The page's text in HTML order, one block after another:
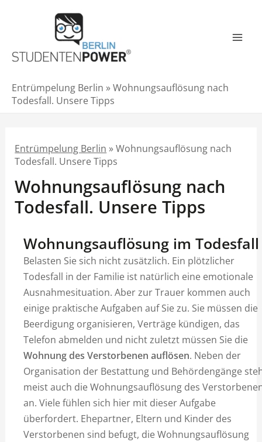
Entrümpelung Berlin »Wohnungsauflösung nach
Todesfall. Unsere Tipps
Entrümpelung Berlin »Wohnungsauflösung nach
Todesfall. Unsere Tipps
Wohnungsauflösung nach
Todesfall. Unsere Tipps
Wohnungsauflösung im Todesfall
Belasten Sie sich nicht zusätzlich. Ein plötzlicher
Todesfall in der Familie ist natürlich eine emotionale
Ausnahmesituation. Aber zur Trauer kommen auch
einige praktische Aufgaben auf Sie zu. Sie müssen die
Beerdigung organisieren, Verträge kündigen, das
Telefon abmelden und nicht zuletzt müssen Sie die
Wohnung des Verstorbenen auflösen. Neben der
Organisation der Bestattung und Behördengänge
meist auch die Wohnungsauflösung des
an. Viele fühlen sich hier mit dieser Aufgabe
überfordert. Ehepartner, Eltern und Kinder des
Verstorbenen sind befugt, die Wohnungsauflösung